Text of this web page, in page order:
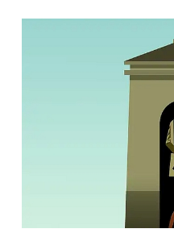
: Use of
'php' (this will throw an
/var/www/acami.es/
content/themes/